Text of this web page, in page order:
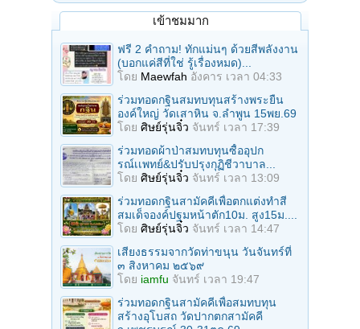
เข้าชมมาก
ฟรี 2 คำถาม! ทักแม่นๆ ด้วยสีพลังงาน
(บอกแค่สีที่ใช่ รู้เรื่องหมด)...
โดย Maewfah อังคาร เวลา 04:33
ร่วมทอดกฐินสมทบทุนสร้างพระยืน
องค์ใหญ่ วัดเสาหิน จ.ลําพูน 15พย.69
โดย ศิษย์รุ่นจิ๋ว จันทร์ เวลา 17:39
ร่วมทอดผ้าป่าสมทบทุนซื้ออุปก
รณ์เเพทย์&ปรับปรุงกุฏิชีวาบาล...
โดย ศิษย์รุ่นจิ๋ว จันทร์ เวลา 13:09
ร่วมทอดกฐินสามัคคีเพื่อตกแต่งทำสี
สมเด็จองค์ปฐมหน้าตัก10ม. สูง15ม....
โดย ศิษย์รุ่นจิ๋ว จันทร์ เวลา 14:47
เสียงธรรมจากวัดท่าขนุน วันจันทร์ที่
๓ สิงหาคม ๒๕๖๙
โดย iamfu จันทร์ เวลา 19:47
ร่วมทอดกฐินสามัคคีเพื่อสมทบทุน
สร้างอุโบสถ วัดปากตกสามัคคี